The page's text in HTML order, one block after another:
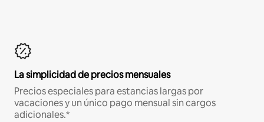
La simplicidad de precios mensuales
Precios especiales para estancias largas por
vacaciones y un único pago mensual sin cargos
adicionales.*